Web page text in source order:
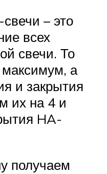
– это
всех
свечи. То
а
и закрытия
их на 4 и
HA-
получаем